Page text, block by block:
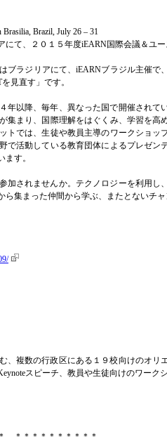
Brazil, July 26 – 31
にて、２０１５年度iEARN国際会議＆ユー
ブラジリアにて、iEARNブラジル主催で
見直す」です。
年以降、毎年、異なった国で開催されて
集まり、国際理解をはぐくみ、学習を高
トでは、生徒や教員主導のワークショッ
で活動している教育団体によるプレゼン
す。
加されませんか。テクノロジーを利用し
集まった仲間から学ぶ、またとないチャ
、複数の行政区にある１９校向けのオリ
スピーチ、教員や生徒向けのワーク
＊＊＊＊＊＊＊＊＊＊